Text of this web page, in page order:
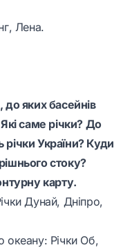
Лена.
яких басейнів
саме річки? До
України? Куди
стоку?
карту.
Дунай, Дніпро,
океану: Річки Об,